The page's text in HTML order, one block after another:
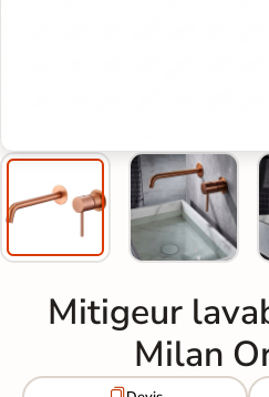
Mitigeur
Milan